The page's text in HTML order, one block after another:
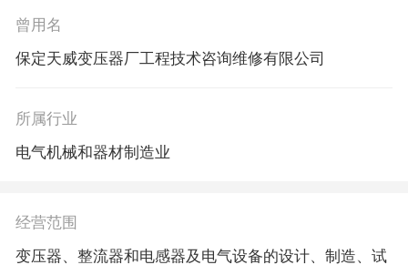
曾用名
保定天威变压器厂工程技术咨询维修有限公司
所属行业
电气机械和器材制造业
经营范围
变压器、整流器和电感器及电气设备的设计、制造、试